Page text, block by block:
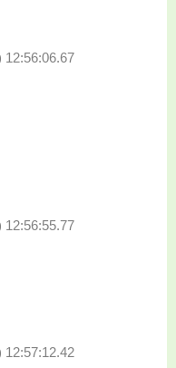
12:56:06.67
12:56:55.77
12:57:12.42